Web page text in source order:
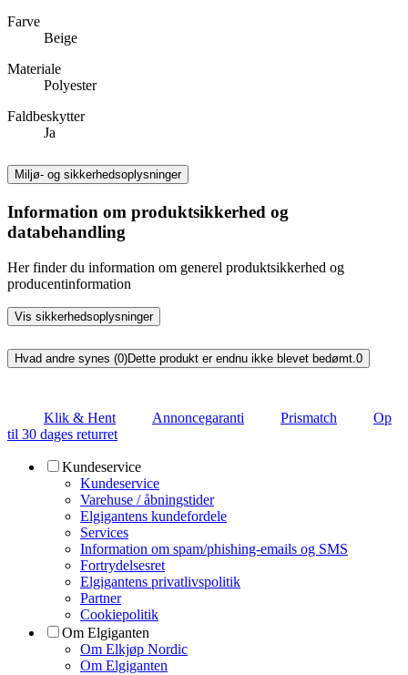
Farve
Beige
Materiale
Polyester
Faldbeskytter
Ja
Miljø- og sikkerhedsoplysninger
Information om produktsikkerhed og
databehandling
Her finder du information om generel produktsikkerhed og
producentinformation
Vis sikkerhedsoplysninger
Hvad andre synes (0)Dette produkt er endnu ikke blevet bedømt.0
Klik & Hent Annoncegaranti Prismatch
Op
til 30 dages returret
Kundeservice
Kundeservice
Varehuse / åbningstider
Elgigantens kundefordele
Services
Information om spam/phishing-emails og SMS
Fortrydelsesret
Elgigantens privatlivspolitik
Partner
Cookiepolitik
Om Elgiganten
Om Elkjøp Nordic
Om Elgiganten